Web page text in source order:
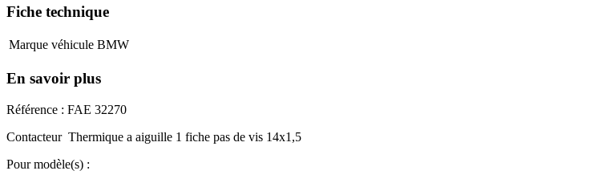
Fiche technique
Marque véhicule BMW
En savoir plus
Référence : FAE 32270
Contacteur Thermique a aiguille 1 fiche pas de vis 14x1,5
Pour modèle(s) :